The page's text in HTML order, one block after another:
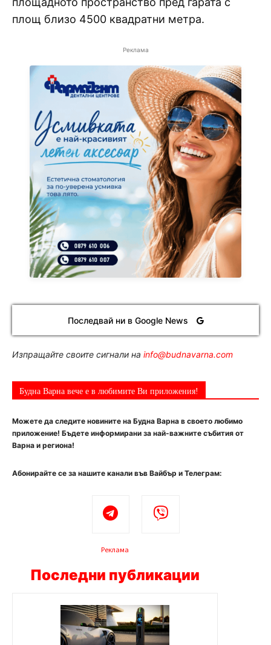
площ близо 4500 квадратни метра.
Реклама
Последвай ни в Google News
Изпращайте своите сигнали на info@budnavarna.com
Будна Варна вече е в любимите Ви приложения!
Можете да следите новините на Будна Варна в своето любимо
приложение! Бъдете информирани за най-важните събития от
Варна и региона!
Абонирайте се за нашите канали във Вайбър и Телеграм:
Реклама
Последни публикации